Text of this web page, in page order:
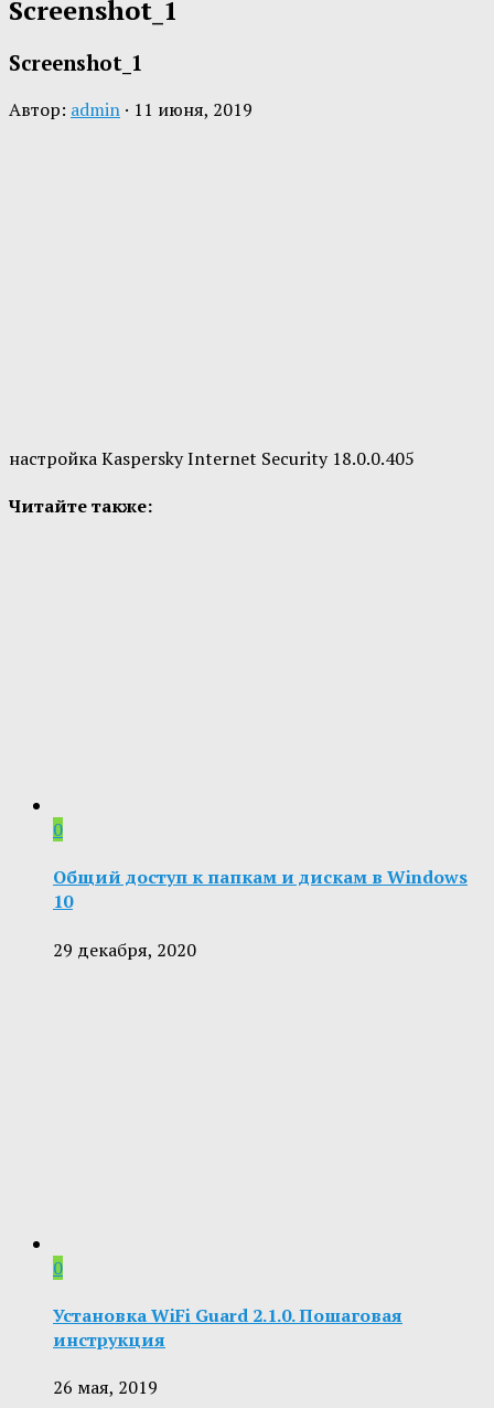
Screenshot_1
Screenshot_1
Автор: admin · 11 июня, 2019
настройка Kaspersky Internet Security 18.0.0.405
Читайте также:
0
Общий доступ к папкам и дискам в Windows
10
29 декабря, 2020
0
Установка WiFi Guard 2.1.0. Пошаговая
инструкция
26 мая, 2019